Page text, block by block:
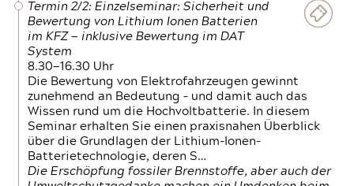
Termin 2/2: Einzelseminar: Sicherheit und
Bewertung von Lithium Ionen Batterien
im KFZ — inklusive Bewertung im DAT
System
8.30—16.30 Uhr
Die Bewertung von Elektrofahrzeugen gewinnt
zunehmend an Bedeutung – und damit auch das
Wissen rund um die Hochvoltbatterie. In diesem
Seminar erhalten Sie einen praxisnahen Überblick
über die Grundlagen der Lithium-Ionen-
Batterietechnologie, deren S…
Die Erschöpfung fossiler Brennstoffe, aber auch der